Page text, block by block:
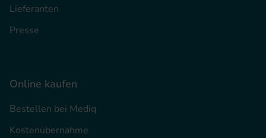
Lieferanten
Presse
Online kaufen
Bestellen bei Mediq
Kostenübernahme